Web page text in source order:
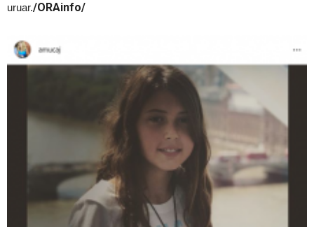
uruar./ORAinfo/